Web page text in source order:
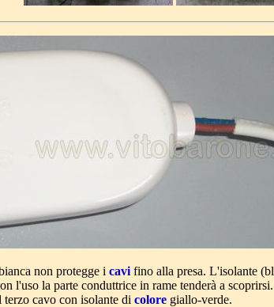
non protegge i cavi fino alla presa. L'isolante
l'uso la parte conduttrice in rame tenderà a
terzo cavo con isolante di colore giallo-verde.